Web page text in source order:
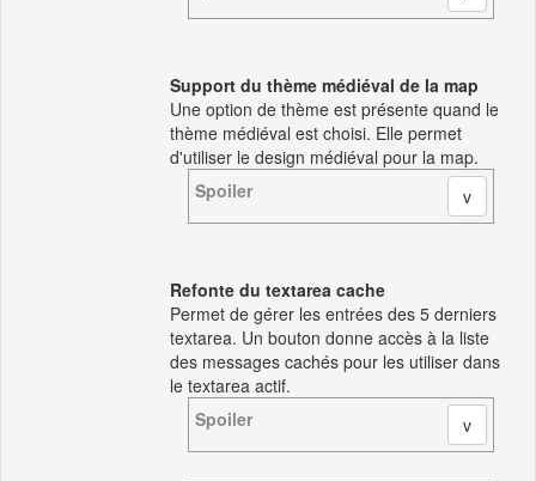
Support du thème médiéval de la map
Une option de thème est présente quand le
thème médiéval est choisi. Elle permet
d'utiliser le design médiéval pour la map.
Spoiler
Refonte du textarea cache
Permet de gérer les entrées des 5 derniers
textarea. Un bouton donne accès à la liste
des messages cachés pour les utiliser dans
le textarea actif.
Spoiler